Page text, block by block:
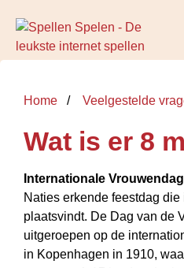
Home Veelgestelde
Wat is er 8
Internationale Vrouwendag
Naties erkende feestdag
plaatsvindt. De Dag van de
uitgeroepen op de
in Kopenhagen in 1910,